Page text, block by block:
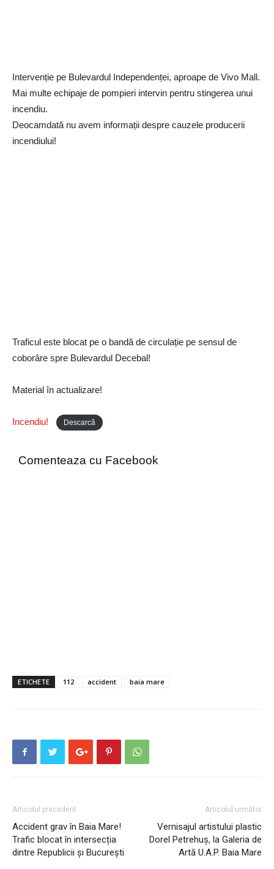
Intervenție pe Bulevardul Independenței, aproape de Vivo Mall.
Mai multe echipaje de pompieri intervin pentru stingerea unui
incendiu.
Deocamdată nu avem informații despre cauzele producerii
incendiului!
Traficul este blocat pe o bandă de circulație pe sensul de
coborâre spre Bulevardul Decebal!
Material în actualizare!
Incendiu! Descarcă
Comenteaza cu Facebook
ETICHETE 112 accident baia mare
Articolul precedent
Accident grav în Baia Mare!
Trafic blocat în intersecția
dintre Republicii și București
Articolul următor
Vernisajul artistului plastic
Dorel Petrehuş, la Galeria de
Artă U.A.P. Baia Mare